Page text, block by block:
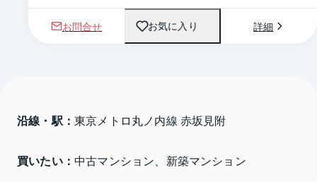
お問合せ お気に入り 詳細
沿線・駅： 東京メトロ丸ノ内線 赤坂見附
買いたい： 中古マンション、新築マンション